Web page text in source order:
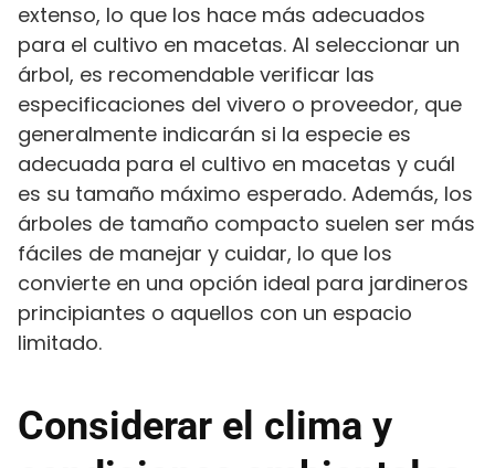
extenso, lo que los hace más adecuados
para el cultivo en macetas. Al seleccionar un
árbol, es recomendable verificar las
especificaciones del vivero o proveedor, que
generalmente indicarán si la especie es
adecuada para el cultivo en macetas y cuál
es su tamaño máximo esperado. Además, los
árboles de tamaño compacto suelen ser más
fáciles de manejar y cuidar, lo que los
convierte en una opción ideal para jardineros
principiantes o aquellos con un espacio
limitado.
Considerar el clima y